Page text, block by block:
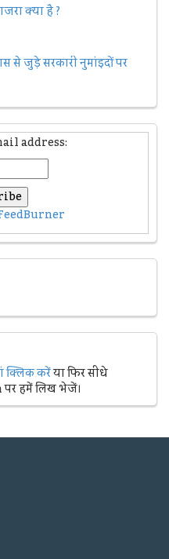
क्या है ?
से जुड़े सरकारी नुमांइदों पर
address:
क्लिक करेंया फिर सीधे
हमें लिख भेजें।